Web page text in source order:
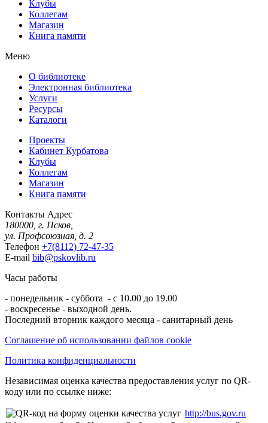
Клубы
Коллегам
Магазин
Книга памяти
Меню
О библиотеке
Электронная библиотека
Услуги
Ресурсы
Каталоги
Проекты
Кабинет Курбатова
Клубы
Коллегам
Магазин
Книга памяти
Контакты Адрес
180000, г. Псков,
ул. Профсоюзная, д. 2
Телефон +7(8112) 72-47-35
E-mail bib@pskovlib.ru
Часы работы
- понедельник - суббота - с 10.00 до 19.00
- воскресенье - выходной день.
Последний вторник каждого месяца - санитарный день
Соглашение об использовании файлов cookie
Политика конфиденциальности
Независимая оценка качества предоставления услуг по QR-
коду или по ссылке ниже:
http://bus.gov.ru